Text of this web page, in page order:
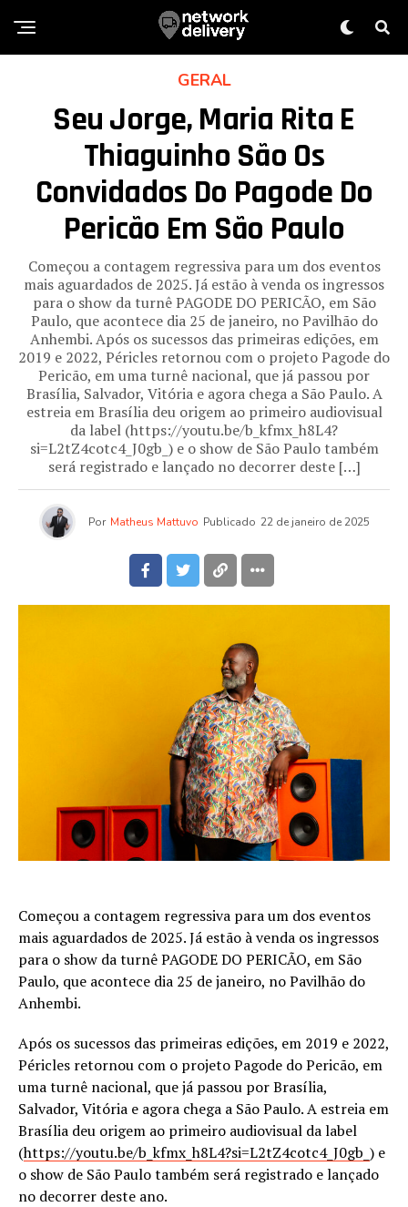
GERAL
Seu Jorge, Maria Rita E
Thiaguinho São Os
Convidados Do Pagode Do
Pericão Em São Paulo
Começou a contagem regressiva para um dos eventos
mais aguardados de 2025. Já estão à venda os ingressos
para o show da turnê PAGODE DO PERICÃO, em São
Paulo, que acontece dia 25 de janeiro, no Pavilhão do
Anhembi. Após os sucessos das primeiras edições, em
2019 e 2022, Péricles retornou com o projeto Pagode do
Pericão, em uma turnê nacional, que já passou por
Brasília, Salvador, Vitória e agora chega a São Paulo. A
estreia em Brasília deu origem ao primeiro audiovisual
da label (https://youtu.be/b_kfmx_h8L4?
si=L2tZ4cotc4_J0gb_) e o show de São Paulo também
será registrado e lançado no decorrer deste […]
Por Matheus Mattuvo Publicado 22 de janeiro de 2025
Começou a contagem regressiva para um dos eventos
mais aguardados de 2025. Já estão à venda os ingressos
para o show da turnê PAGODE DO PERICÃO, em São
Paulo, que acontece dia 25 de janeiro, no Pavilhão do
Anhembi.
Após os sucessos das primeiras edições, em 2019 e 2022,
Péricles retornou com o projeto Pagode do Pericão, em
uma turnê nacional, que já passou por Brasília,
Salvador, Vitória e agora chega a São Paulo. A estreia em
Brasília deu origem ao primeiro audiovisual da label
(https://youtu.be/b_kfmx_h8L4?si=L2tZ4cotc4_J0gb_ ) e
o show de São Paulo também será registrado e lançado
no decorrer deste ano.